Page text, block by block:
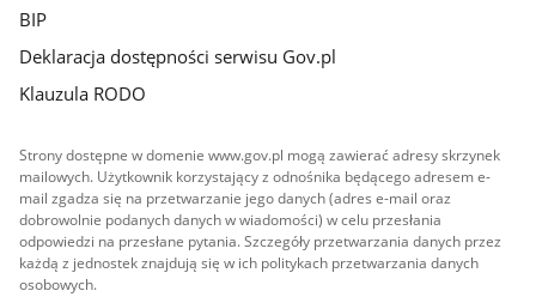
BIP
Deklaracja dostępności serwisu Gov.pl
Klauzula RODO
Strony dostępne w domenie www.gov.pl mogą zawierać adresy skrzynek
mailowych. Użytkownik korzystający z odnośnika będącego adresem e-
mail zgadza się na przetwarzanie jego danych (adres e-mail oraz
dobrowolnie podanych danych w wiadomości) w celu przesłania
odpowiedzi na przesłane pytania. Szczegóły przetwarzania danych przez
każdą z jednostek znajdują się w ich politykach przetwarzania danych
osobowych.